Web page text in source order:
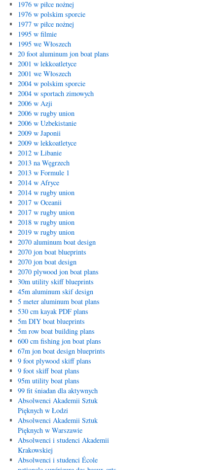
1976 w piłce nożnej
1976 w polskim sporcie
1977 w piłce nożnej
1995 w filmie
1995 we Włoszech
20 foot aluminum jon boat plans
2001 w lekkoatletyce
2001 we Włoszech
2004 w polskim sporcie
2004 w sportach zimowych
2006 w Azji
2006 w rugby union
2006 w Uzbekistanie
2009 w Japonii
2009 w lekkoatletyce
2012 w Libanie
2013 na Węgrzech
2013 w Formule 1
2014 w Afryce
2014 w rugby union
2017 w Oceanii
2017 w rugby union
2018 w rugby union
2019 w rugby union
2070 aluminum boat design
2070 jon boat blueprints
2070 jon boat design
2070 plywood jon boat plans
30m utility skiff blueprints
45m aluminum skif design
5 meter aluminum boat plans
530 cm kayak PDF plans
5m DIY boat blueprints
5m row boat building plans
600 cm fishing jon boat plans
67m jon boat design blueprints
9 foot plywood skiff plans
9 foot skiff boat plans
95m utility boat plans
99 fit śniadan dla aktywnych
Absolwenci Akademii Sztuk
Pięknych w Łodzi
Absolwenci Akademii Sztuk
Pięknych w Warszawie
Absolwenci i studenci Akademii
Krakowskiej
Absolwenci i studenci École